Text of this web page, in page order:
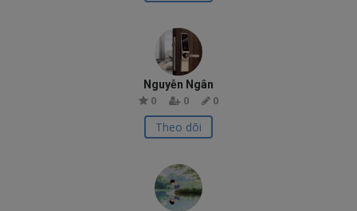
Nguyễn Ngân
0 0 0
Theo dõi